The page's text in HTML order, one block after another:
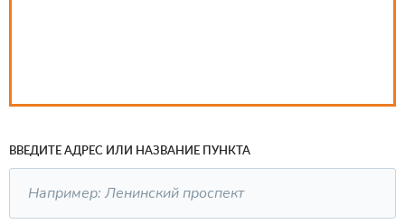
ВВЕДИТЕ АДРЕС ИЛИ НАЗВАНИЕ ПУНКТА